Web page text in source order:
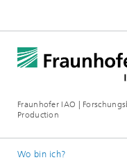
Fraunhofer IAO |
Production
Wo bin ich?